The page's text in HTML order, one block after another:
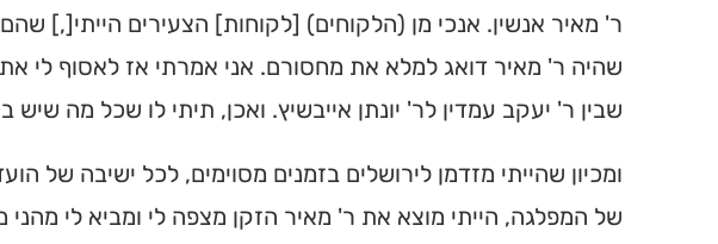
ר' מאיר אנשין. אנכי מן (הלקוחים) [לקוחות] הצעירים הייתי[,]
שהיה ר' מאיר דואג למלא את מחסורם. אני אמרתי אז לאסוף לי
שבין ר' יעקב עמדין לר' יונתן אייבשיץ. ואכן, תיתי לו שכל מה שיש
ומכיון שהייתי מזדמן לירושלים בזמנים מסוימים, לכל ישיבה של
של המפלגה, הייתי מוצא את ר' מאיר הזקן מצפה לי ומביא לי מהני